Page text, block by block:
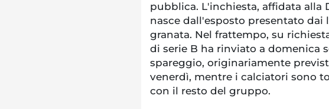
pubblica. L'inchiesta, affidata alla
nasce dall'esposto presentato dai
granata. Nel frattempo, su
di serie B ha rinviato a domenica
spareggio, originariamente
venerdì, mentre i calciatori sono
con il resto del gruppo.